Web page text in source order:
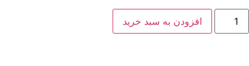
افزودن به سبد خرید